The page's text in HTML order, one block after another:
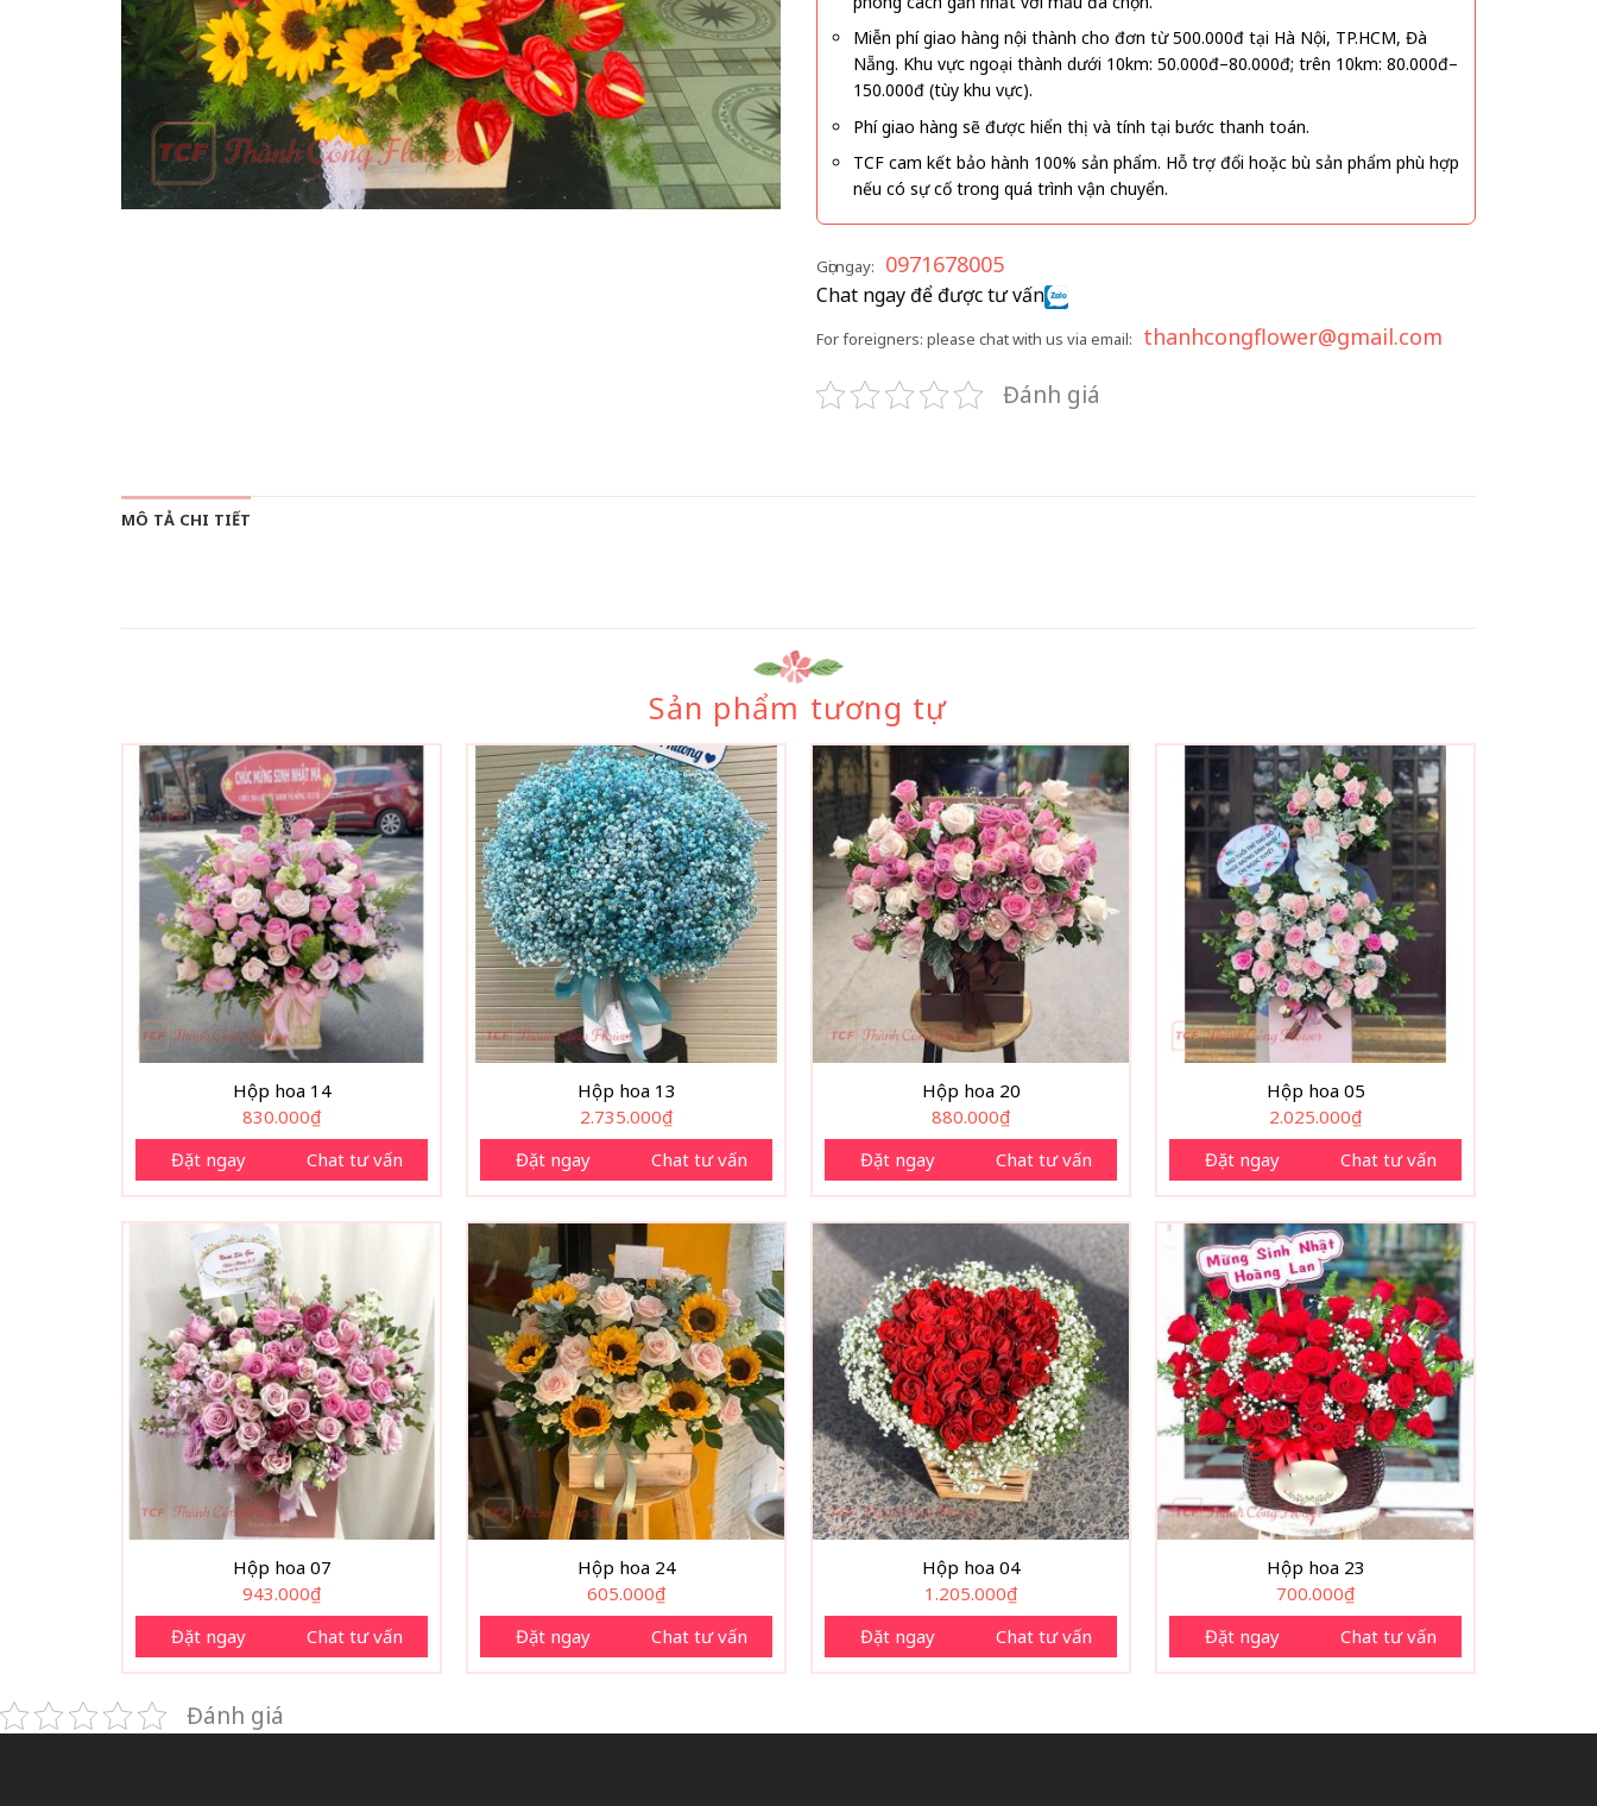
Miễn phí giao hàng nội thành cho đơn từ 500.000đ tại Hà Nội, TP.HCM, Đà
Nẵng. Khu vực ngoại thành dưới 10km: 50.000đ–80.000đ; trên 10km: 80.000đ–
150.000đ (tùy khu vực).
Phí giao hàng sẽ được hiển thị và tính tại bước thanh toán.
TCF cam kết bảo hành 100% sản phẩm. Hỗ trợ đổi hoặc bù sản phẩm phù hợp
nếu có sự cố trong quá trình vận chuyển.
Gọi ngay: 0971678005
Chat ngay để được tư vấn
For foreigners: please chat with us via email: thanhcongflower@gmail.com
Đánh giá
MÔ TẢ CHI TIẾT
Sản phẩm tương tự
Hộp hoa 14
830.000₫
Đặt ngay
Chat tư vấn
Hộp hoa 13
2.735.000₫
Đặt ngay
Chat tư vấn
Hộp hoa 20
880.000₫
Đặt ngay
Chat tư vấn
Hộp hoa 05
2.025.000₫
Đặt ngay
Chat tư vấn
Hộp hoa 07
943.000₫
Đặt ngay
Chat tư vấn
Hộp hoa 24
605.000₫
Đặt ngay
Chat tư vấn
Hộp hoa 04
1.205.000₫
Đặt ngay
Chat tư vấn
Hộp hoa 23
700.000₫
Đặt ngay
Chat tư vấn
Đánh giá